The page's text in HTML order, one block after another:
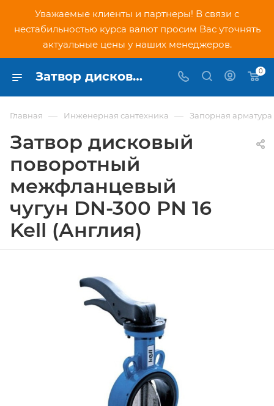
Уважаемые клиенты и партнеры! В связи с
нестабильностью курса валют просим Вас уточнять
актуальные цены у наших менеджеров.
Затвор дисковый поворотный межфланцевый чугун DN-300 PN 16 Kell (Англия) - купить по низкой цене в Москве, интернет-магазин PNDtech.ru 0
Главная — Инженерная сантехника — Запорная арматура
Затвор дисковый
поворотный
межфланцевый
чугун DN-300 PN 16
Kell (Англия)